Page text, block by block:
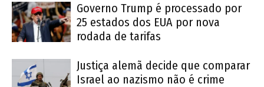
Governo Trump é processado por
25 estados dos EUA por nova
rodada de tarifas
Justiça alemã decide que comparar
Israel ao nazismo não é crime